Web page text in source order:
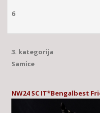
6
3. kategorija
Samice
NW24 SC IT*Bengalbest